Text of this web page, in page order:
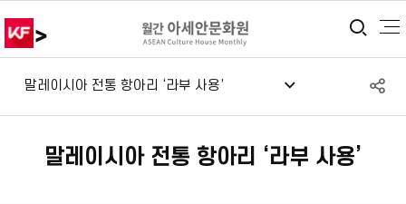
> 통
말레이시아 전통 항아리 ‘라부 사용’
말레이시아 전통 항아리 ‘라부 사용’